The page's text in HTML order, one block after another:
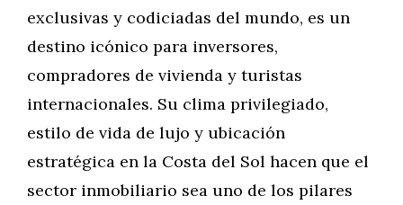
exclusivas y codiciadas del mundo, es un
destino icónico para inversores,
compradores de vivienda y turistas
internacionales. Su clima privilegiado,
estilo de vida de lujo y ubicación
estratégica en la Costa del Sol hacen que el
sector inmobiliario sea uno de los pilares